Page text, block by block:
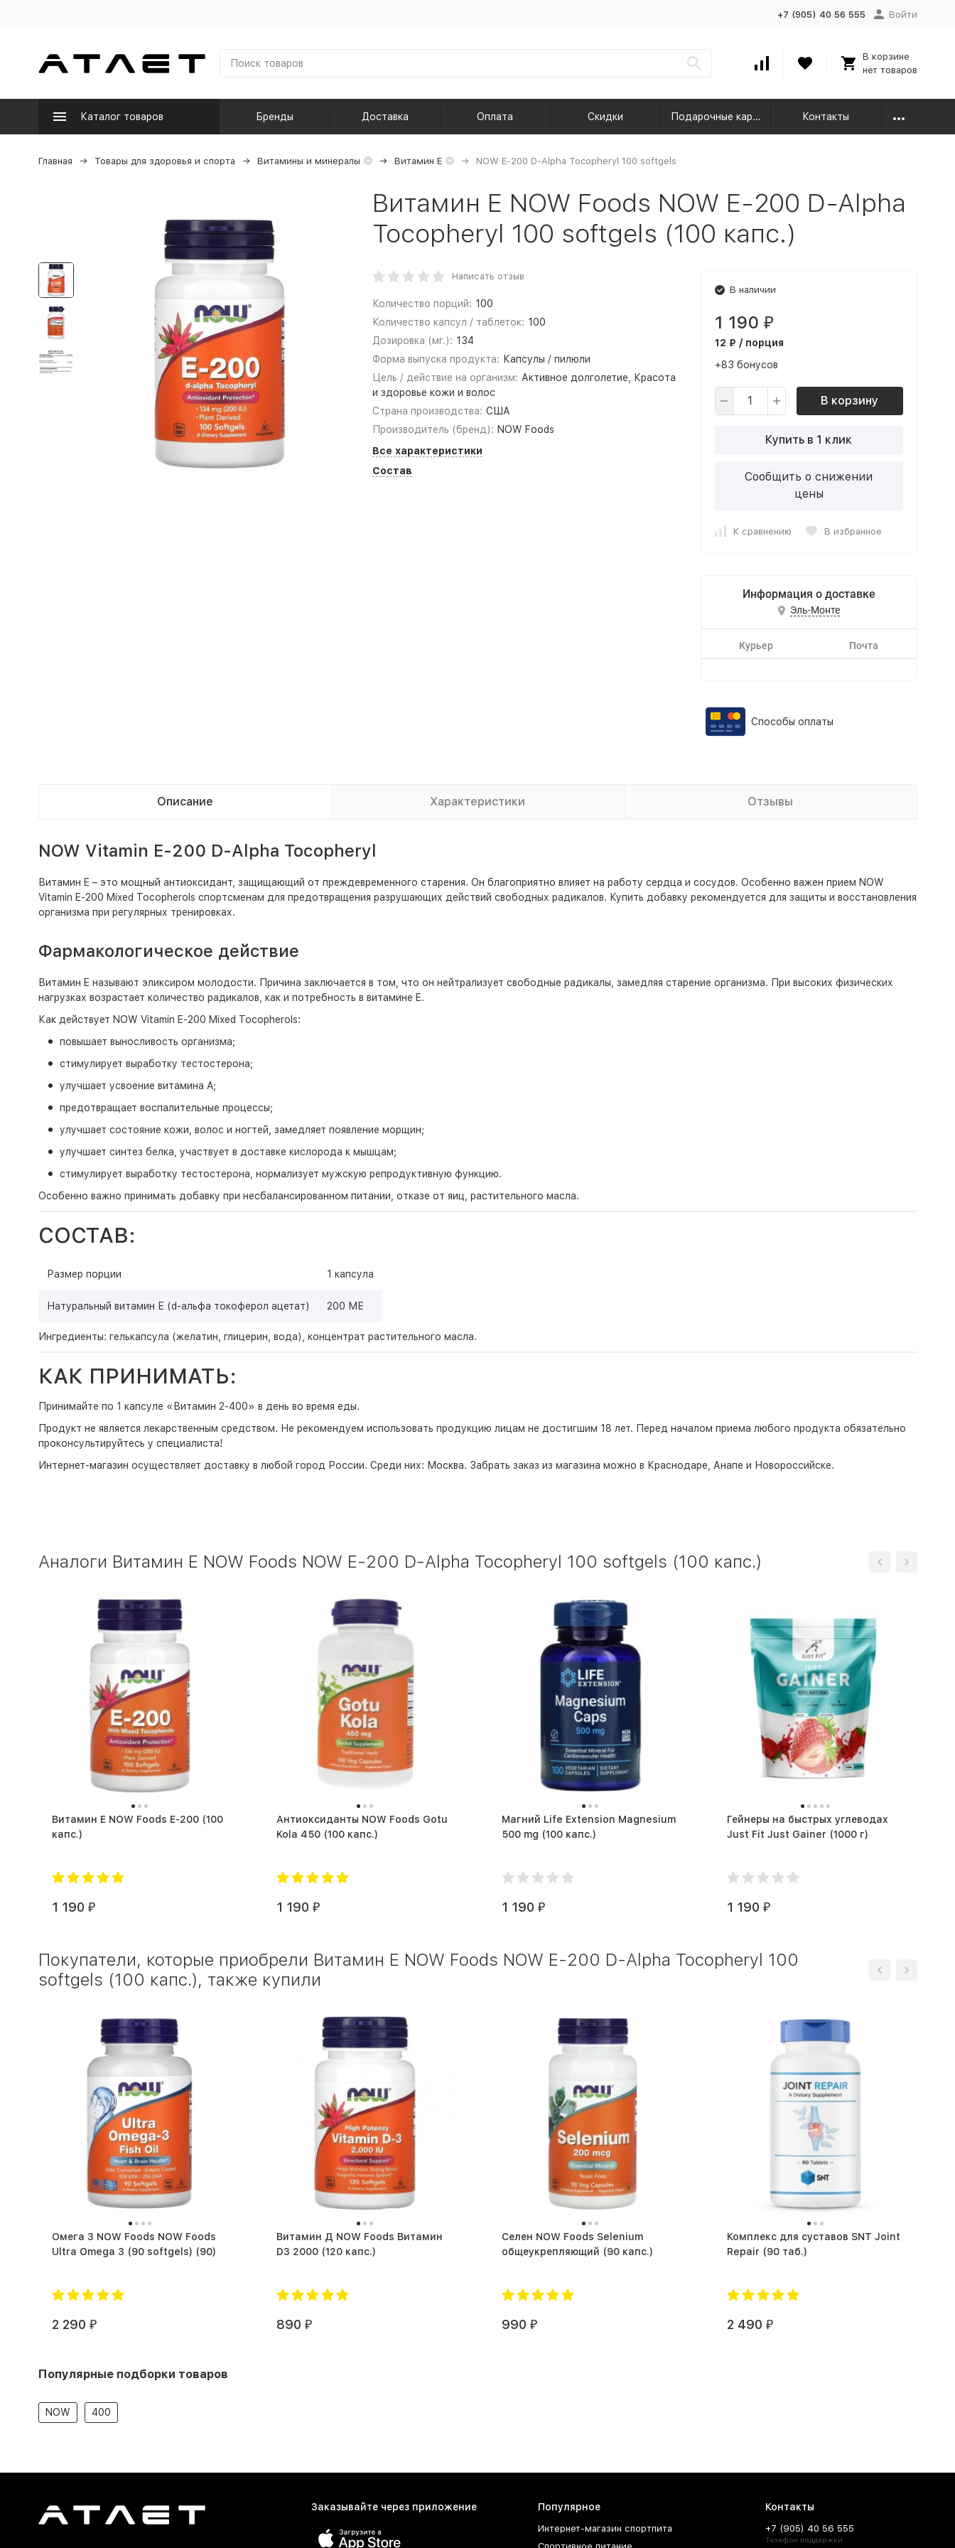
+7 (905) 40 56 555 Войти
В корзине
нет товаров
Каталог товаров Бренды Доставка Оплата Скидки Подарочные карты Контакты
Главная Товары для здоровья и спорта Витамины и минералы Витамин Е NOW E-200 D-Alpha Tocopheryl 100 softgels
Витамин Е NOW Foods NOW E-200 D-Alpha
Tocopheryl 100 softgels (100 капс.)
Написать отзыв
Количество порций: 100
Количество капсул / таблеток: 100
Дозировка (мг.): 134
Форма выпуска продукта: Капсулы / пилюли
Цель / действие на организм: Активное долголетие, Красота
и здоровье кожи и волос
Страна производства: США
Производитель (бренд): NOW Foods
Все характеристики
Состав
В наличии
1 190 ₽
12 ₽ / порция
+83 бонусов
В корзину
Купить в 1 клик
Сообщить о снижении
цены
К сравнению В избранное
Информация о доставке
Эль-Монте
Курьер Почта
Способы оплаты
Описание Характеристики Отзывы
NOW Vitamin E-200 D-Alpha Tocopheryl
Витамин E – это мощный антиоксидант, защищающий от преждевременного старения. Он благоприятно влияет на работу сердца и сосудов. Особенно важен прием NOW
Vitamin E-200 Mixed Tocopherols спортсменам для предотвращения разрушающих действий свободных радикалов. Купить добавку рекомендуется для защиты и восстановления
организма при регулярных тренировках.
Фармакологическое действие
Витамин E называют эликсиром молодости. Причина заключается в том, что он нейтрализует свободные радикалы, замедляя старение организма. При высоких физических
нагрузках возрастает количество радикалов, как и потребность в витамине E.
Как действует NOW Vitamin E-200 Mixed Tocopherols:
повышает выносливость организма;
стимулирует выработку тестостерона;
улучшает усвоение витамина A;
предотвращает воспалительные процессы;
улучшает состояние кожи, волос и ногтей, замедляет появление морщин;
улучшает синтез белка, участвует в доставке кислорода к мышцам;
стимулирует выработку тестостерона, нормализует мужскую репродуктивную функцию.
Особенно важно принимать добавку при несбалансированном питании, отказе от яиц, растительного масла.
СОСТАВ:
Размер порции 1 капсула
Натуральный витамин Е (d-aльфа токоферол ацетат) 200 МЕ
Ингредиенты: гелькапсула (желатин, глицерин, вода), концентрат растительного масла.
КАК ПРИНИМАТЬ:
Принимайте по 1 капсуле «Витамин 2-400» в день во время еды.
Продукт не является лекарственным средством. Не рекомендуем использовать продукцию лицам не достигшим 18 лет. Перед началом приема любого продукта обязательно
проконсультируйтесь у специалиста!
Интернет-магазин осуществляет доставку в любой город России. Среди них: Москва. Забрать заказ из магазина можно в Краснодаре, Анапе и Новороссийске.
Аналоги Витамин Е NOW Foods NOW E-200 D-Alpha Tocopheryl 100 softgels (100 капс.)
Витамин Е NOW Foods E-200 (100
капс.)
1 190 ₽
Антиоксиданты NOW Foods Gotu
Kola 450 (100 капс.)
1 190 ₽
Магний Life Extension Magnesium
500 mg (100 капс.)
1 190 ₽
Гейнеры на быстрых углеводах
Just Fit Just Gainer (1000 г)
1 190 ₽
Покупатели, которые приобрели Витамин Е NOW Foods NOW E-200 D-Alpha Tocopheryl 100
softgels (100 капс.), также купили
Омега 3 NOW Foods NOW Foods
Ultra Omega 3 (90 softgels) (90)
2 290 ₽
Витамин Д NOW Foods Витамин
D3 2000 (120 капс.)
890 ₽
Селен NOW Foods Selenium
общеукрепляющий (90 капс.)
990 ₽
Комплекс для суставов SNT Joint
Repair (90 таб.)
2 490 ₽
Популярные подборки товаров
NOW 400
Заказывайте через приложение Популярное
Интернет-магазин спортпита
Контакты
+7 (905) 40 56 555
Телефон поддержки